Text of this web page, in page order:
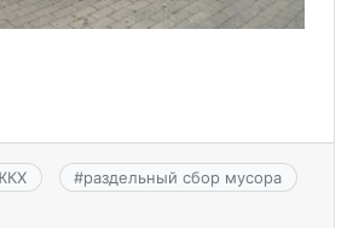
#раздельный сбор мусора